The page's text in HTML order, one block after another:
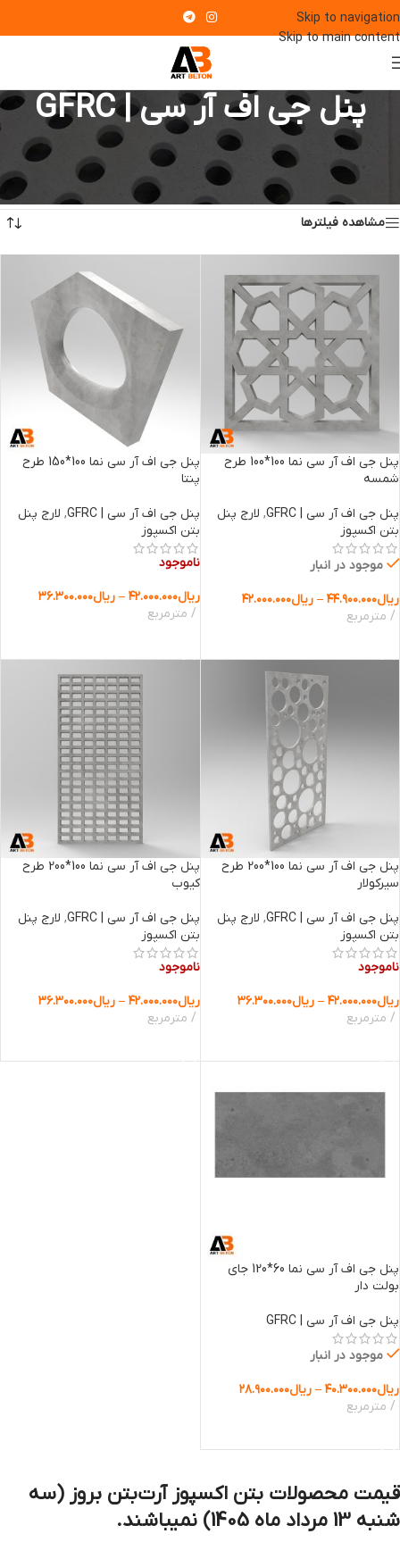
Skip to navigation
Skip to main content
پنل جی اف آر سی | GFRC
ابعاد و قیمت پنل های جی اف آر سی GFRC
پنل جی اف آر سی | GFRC Showing all 5 results
مشاهده فیلترها
پنل جی اف آر سی نما 100*100 طرح
شمسه
پنل جی اف آر سی | GFRC , لارج پنل
بتن اکسپوز
موجود در انبار
ریال۴۴.۹۰۰.۰۰۰ – ریال۴۲.۰۰۰.۰۰۰
مترمربع
پنل جی اف آر سی نما 100*150 طرح
پنتا
پنل جی اف آر سی | GFRC , لارج پنل
بتن اکسپوز
ناموجود
ریال۴۲.۰۰۰.۰۰۰ – ریال۳۶.۳۰۰.۰۰۰
مترمربع
پنل جی اف آر سی نما 100*200 طرح
سیرکولار
پنل جی اف آر سی | GFRC , لارج پنل
بتن اکسپوز
ناموجود
ریال۴۲.۰۰۰.۰۰۰ – ریال۳۶.۳۰۰.۰۰۰
مترمربع
پنل جی اف آر سی نما 100*200 طرح
کیوب
پنل جی اف آر سی | GFRC , لارج پنل
بتن اکسپوز
ناموجود
ریال۴۲.۰۰۰.۰۰۰ – ریال۳۶.۳۰۰.۰۰۰
مترمربع
پنل جی اف آر سی نما 60*120 جای
بولت دار
پنل جی اف آر سی | GFRC
موجود در انبار
ریال۴۰.۳۰۰.۰۰۰ – ریال۲۸.۹۰۰.۰۰۰
مترمربع
قیمت محصولات بتن اکسپوز آرت‌بتن بروز (سه
شنبه 13
مرداد ماه 1405) نمیباشند.